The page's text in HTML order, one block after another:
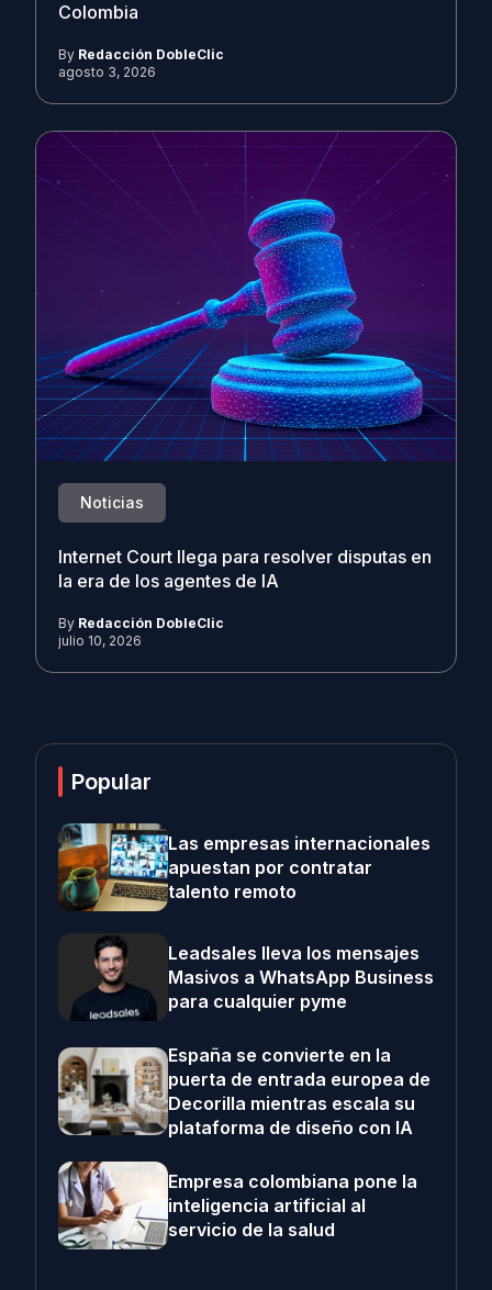
Colombia
By Redacción DobleClic
agosto 3, 2026
Noticias
Internet Court llega para resolver disputas en
la era de los agentes de IA
By Redacción DobleClic
julio 10, 2026
Popular
Las empresas internacionales
apuestan por contratar
talento remoto
Leadsales lleva los mensajes
Masivos a WhatsApp Business
para cualquier pyme
España se convierte en la
puerta de entrada europea de
Decorilla mientras escala su
plataforma de diseño con IA
Empresa colombiana pone la
inteligencia artificial al
servicio de la salud